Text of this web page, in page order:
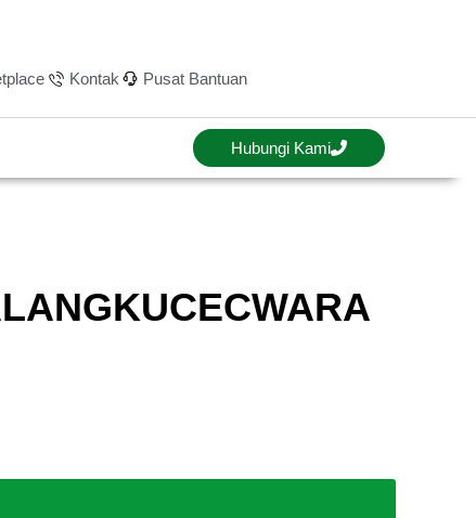
Kontak Pusat Bantuan
Hubungi Kami